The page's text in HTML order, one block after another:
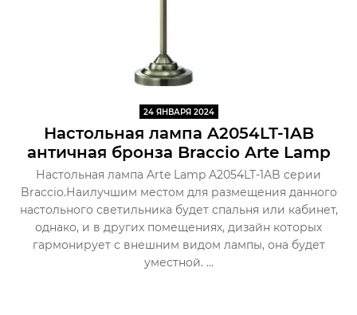
24 ЯНВАРЯ 2024
Настольная лампа A2054LT-1AB
античная бронза Braccio Arte Lamp
Настольная лампа Arte Lamp A2054LT-1AB серии
Braccio.Наилучшим местом для размещения данного
настольного светильника будет спальня или кабинет,
однако, и в других помещениях, дизайн которых
гармонирует с внешним видом лампы, она будет
уместной. ...